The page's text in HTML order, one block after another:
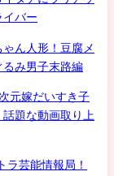
イバー
ん人形！豆腐メ
るみ男子末路編
元嫁だいすき子
題な動画取り上
ラ芸能情報局！